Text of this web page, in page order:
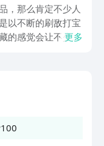
，那么肯定不少人
以不断的刷敌打宝
的感觉会让不少玩
更多